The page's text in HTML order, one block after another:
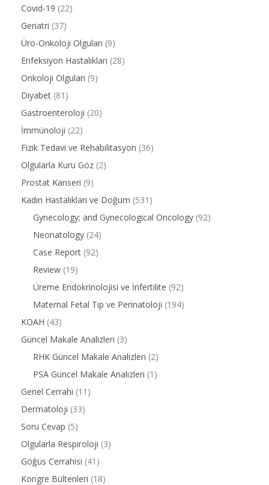
Covid-19 (22)
Geriatri (37)
Üro-Onkoloji Olguları (9)
Enfeksiyon Hastalıkları (28)
Onkoloji Olguları (9)
Diyabet (81)
Gastroenteroloji (20)
İmmünoloji (22)
Fizik Tedavi ve Rehabilitasyon (36)
Olgularla Kuru Göz (2)
Prostat Kanseri (9)
Kadın Hastalıkları ve Doğum (531)
Gynecology; and Gynecological Oncology (92)
Neonatology (24)
Case Report (92)
Review (19)
Üreme Endokrinolojisi ve İnfertilite (92)
Maternal Fetal Tıp ve Perinatoloji (194)
KOAH (43)
Güncel Makale Analizleri (3)
RHK Güncel Makale Analizleri (2)
PSA Güncel Makale Analizleri (1)
Genel Cerrahi (11)
Dermatoloji (33)
Soru Cevap (5)
Olgularla Respiroloji (3)
Göğüs Cerrahisi (41)
Kongre Bültenleri (18)